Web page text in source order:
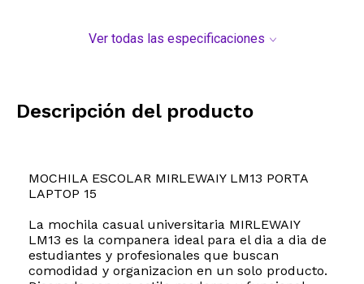
Ver todas las especificaciones
Descripción del producto
MOCHILA ESCOLAR MIRLEWAIY LM13 PORTA
LAPTOP 15
La mochila casual universitaria MIRLEWAIY
LM13 es la companera ideal para el dia a dia de
estudiantes y profesionales que buscan
comodidad y organizacion en un solo producto.